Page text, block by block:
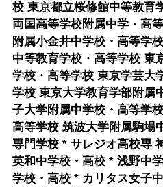
校 東京都立桜修館中等教育
両国高等学校附属中学・高
附属小金井中学校・高等学
中等教育学校・高等学校 東
学校・高等学校 東京学芸大
学校 東京大学教育学部附属
子大学附属中学校・高等学
高等学校 筑波大学附属駒場
専門学校 * サレジオ高校専
英和中学校・高校 * 浅野中
学校・高校 * カリタス女子